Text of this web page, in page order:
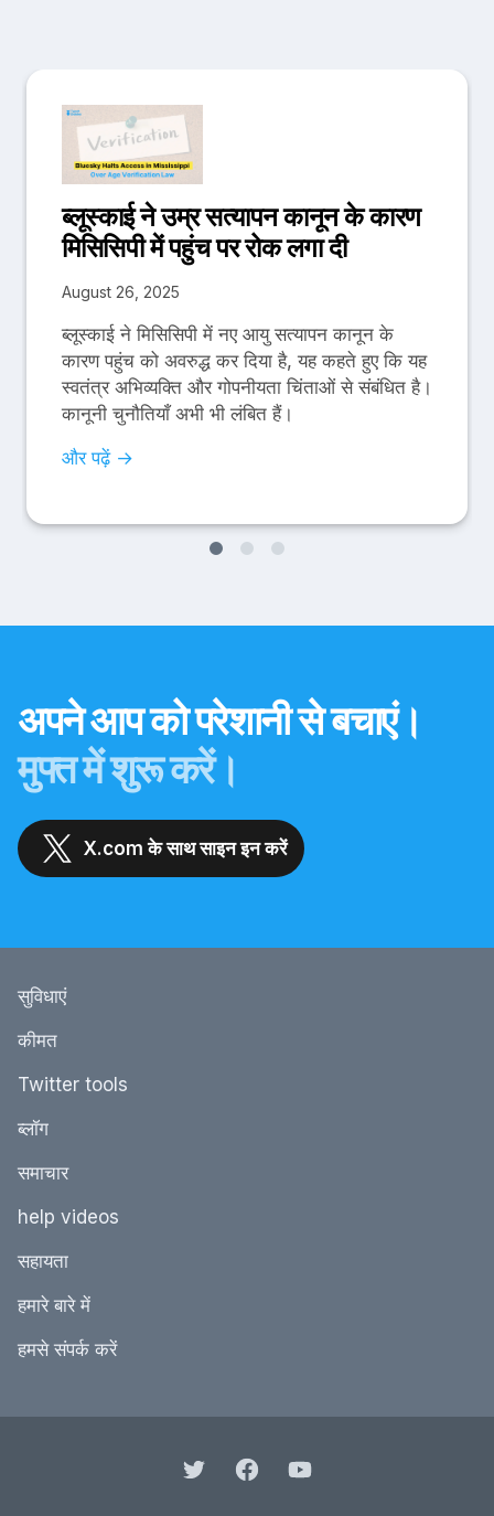
ब्लूस्काई ने उम्र सत्यापन कानून के कारण
मिसिसिपी में पहुंच पर रोक लगा दी
August 26, 2025
ब्लूस्काई ने मिसिसिपी में नए आयु सत्यापन कानून के
कारण पहुंच को अवरुद्ध कर दिया है, यह कहते हुए कि यह
स्वतंत्र अभिव्यक्ति और गोपनीयता चिंताओं से संबंधित है।
कानूनी चुनौतियाँ अभी भी लंबित हैं।
और पढ़ें →
अपने आप को परेशानी से बचाएं।
मुफ्त में शुरू करें।
X.com के साथ साइन इन करें
सुविधाएं
कीमत
Twitter tools
ब्‍लॉग
समाचार
help videos
सहायता
हमारे बारे में
हमसे संपर्क करें